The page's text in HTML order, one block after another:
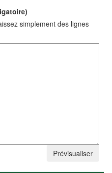
simplement des lignes